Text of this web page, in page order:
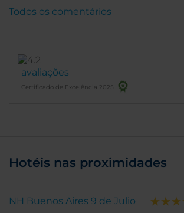
avaliações
Certificado de Excelência 2025
Todos os comentários
Hotéis nas proximidades
NH Buenos Aires 9 de Julio